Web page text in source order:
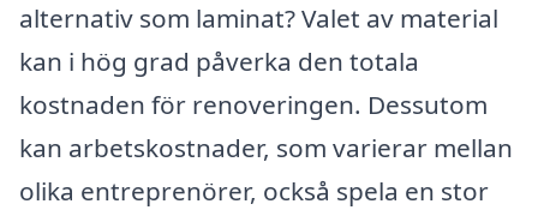
alternativ som laminat? Valet av material
kan i hög grad påverka den totala
kostnaden för renoveringen. Dessutom
kan arbetskostnader, som varierar mellan
olika entreprenörer, också spela en stor